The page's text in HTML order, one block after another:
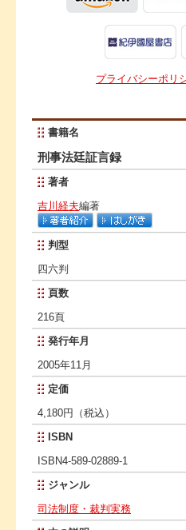
プライバシーポリ
書籍名
刑事法廷証言録
著者
吉川経夫編著
判型
四六判
頁数
216頁
発行年月
2005年11月
定価
4,180円（税込）
ISBN
ISBN4-589-02889-1
ジャンル
司法制度・裁判実務